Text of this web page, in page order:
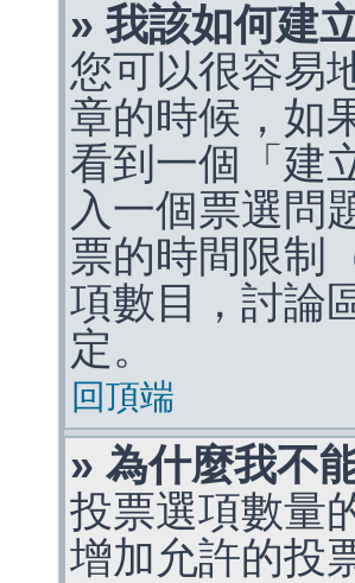
» 我該如何建
您可以很容易
章的時候，如
看到一個「建
入一個票選問
票的時間限制
項數目，討論
定。
回頂端
» 為什麼我不
投票選項數量
增加允許的投